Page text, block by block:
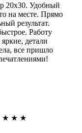
20х30. Удобный
на месте. Прямо
результат.
Работу
детали
все пришло
★ ★ ★